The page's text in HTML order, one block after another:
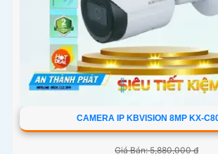
CAMERA IP KBVISION 8MP KX-
Giá Bán: 5,880,000 ₫